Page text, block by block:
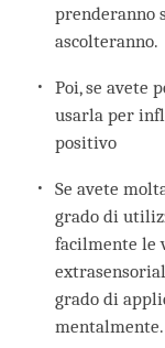
prenderanno
ascolteranno.
Poi, se avete
usarla per
positivo
Se avete
grado di
facilmente le
grado di
mentalmente.